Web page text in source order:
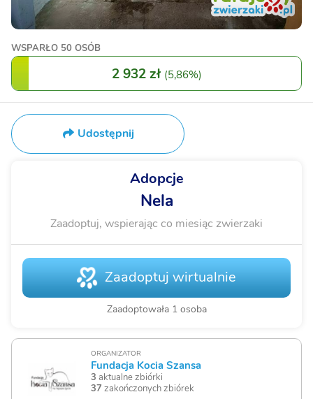
WSPARŁO 50 OSÓB
2 932 zł (5,86%)
Udostępnij
Adopcje
Nela
Zaadoptuj, wspierając co miesiąc zwierzaki
Zaadoptuj wirtualnie
Zaadoptowała 1 osoba
ORGANIZATOR
Fundacja Kocia Szansa
3 aktualne zbiórki
37 zakończonych zbiórek